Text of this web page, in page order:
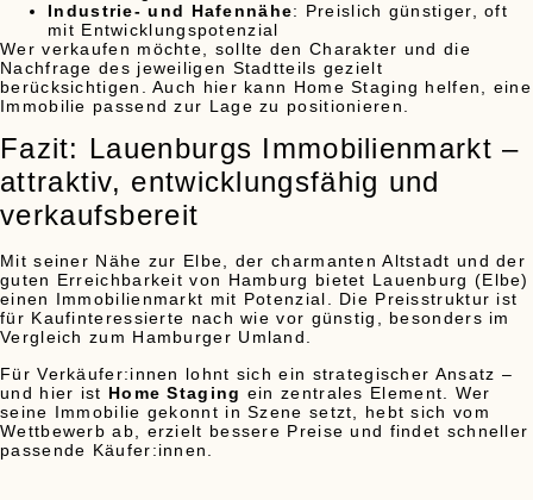
Industrie- und Hafennähe: Preislich günstiger, oft
mit Entwicklungspotenzial
Wer verkaufen möchte, sollte den Charakter und die
Nachfrage des jeweiligen Stadtteils gezielt
berücksichtigen. Auch hier kann Home Staging helfen, eine
Immobilie passend zur Lage zu positionieren.
Fazit: Lauenburgs Immobilienmarkt –
attraktiv, entwicklungsfähig und
verkaufsbereit
Mit seiner Nähe zur Elbe, der charmanten Altstadt und der
guten Erreichbarkeit von Hamburg bietet Lauenburg (Elbe)
einen Immobilienmarkt mit Potenzial. Die Preisstruktur ist
für Kaufinteressierte nach wie vor günstig, besonders im
Vergleich zum Hamburger Umland.
Für Verkäufer:innen lohnt sich ein strategischer Ansatz –
und hier ist Home Staging ein zentrales Element. Wer
seine Immobilie gekonnt in Szene setzt, hebt sich vom
Wettbewerb ab, erzielt bessere Preise und findet schneller
passende Käufer:innen.